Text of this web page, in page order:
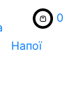
0
Напої